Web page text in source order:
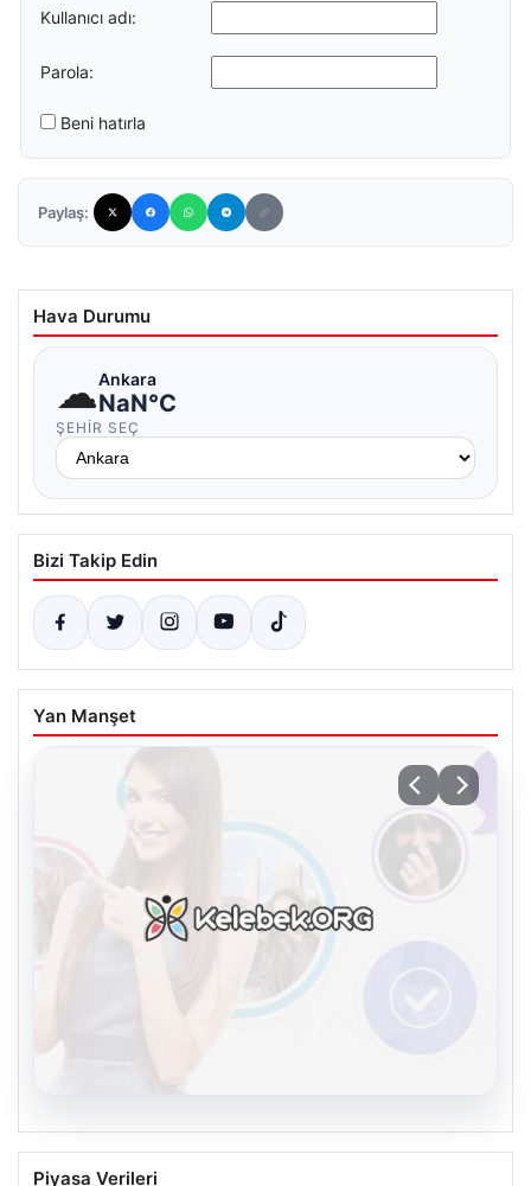
Kullanıcı adı:
Parola:
Beni hatırla
Paylaş:
Hava Durumu
☁Ankara
NaN°C
ŞEHIR SEÇ
Bizi Takip Edin
Yan Manşet
Kelebek sohbet platformu İle Dijital
Piyasa Verileri